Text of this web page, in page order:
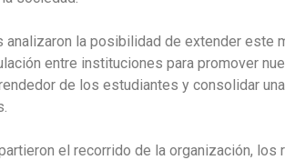
la posibilidad de extender este
entre instituciones para promover
de los estudiantes y consolidar
el recorrido de la organización, los